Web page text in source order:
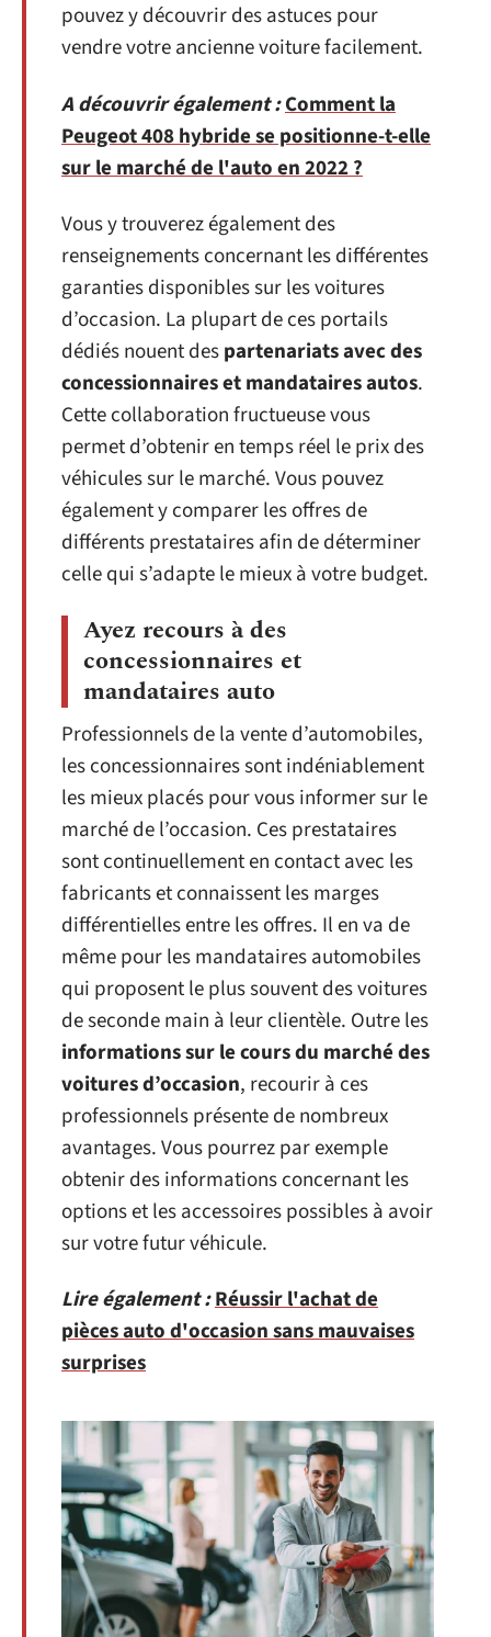
pouvez y découvrir des astuces pour
vendre votre ancienne voiture facilement.
A découvrir également :Comment la
Peugeot 408 hybride se positionne-t-elle
sur le marché de l'auto en 2022 ?
Vous y trouverez également des
renseignements concernant les différentes
garanties disponibles sur les voitures
d’occasion. La plupart de ces portails
dédiés nouent despartenariats avec des
concessionnaires et mandataires autos.
Cette collaboration fructueuse vous
permet d’obtenir en temps réel le prix des
véhicules sur le marché. Vous pouvez
également y comparer les offres de
différents prestataires afin de déterminer
celle qui s’adapte le mieux à votre budget.
Ayez recours à des
concessionnaires et
mandataires auto
Professionnels de la vente d’automobiles,
les concessionnaires sont indéniablement
les mieux placés pour vous informer sur le
marché de l’occasion. Ces prestataires
sont continuellement en contact avec les
fabricants et connaissent les marges
différentielles entre les offres. Il en va de
même pour les mandataires automobiles
qui proposent le plus souvent des voitures
de seconde main à leur clientèle. Outre les
informations sur le cours du marché des
voitures d’occasion, recourir à ces
professionnels présente de nombreux
avantages. Vous pourrez par exemple
obtenir des informations concernant les
options et les accessoires possibles à avoir
sur votre futur véhicule.
Lire également :Réussir l'achat de
pièces auto d'occasion sans mauvaises
surprises